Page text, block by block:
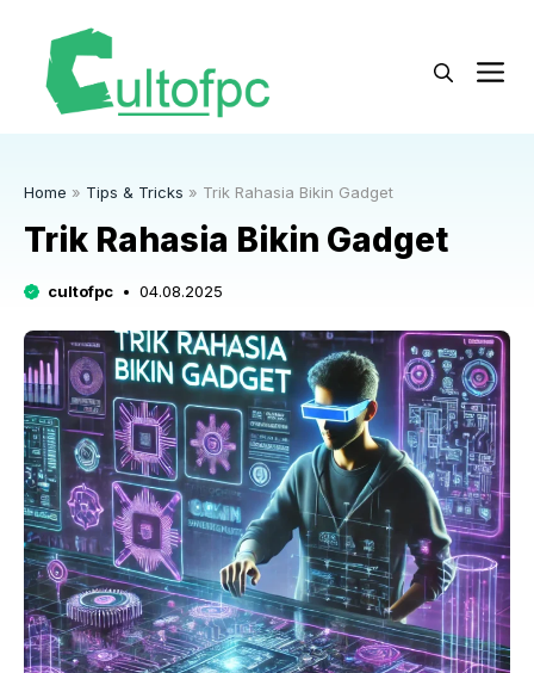
Home » Tips & Tricks » Trik Rahasia Bikin Gadget
Trik Rahasia Bikin Gadget
cultofpc 04.08.2025